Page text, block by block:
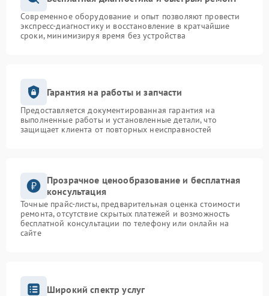
Современное оборудование и опыт позволяют провести
экспресс-диагностику и восстановление в кратчайшие
сроки, минимизируя время без устройства
Гарантия на работы и запчасти
Предоставляется документированная гарантия на
выполненные работы и установленные детали, что
защищает клиента от повторных неисправностей
Прозрачное ценообразование и бесплатная
консультация
Точные прайс-листы, предварительная оценка стоимости
ремонта, отсутствие скрытых платежей и возможность
бесплатной консультации по телефону или онлайн на
сайте
Широкий спектр услуг